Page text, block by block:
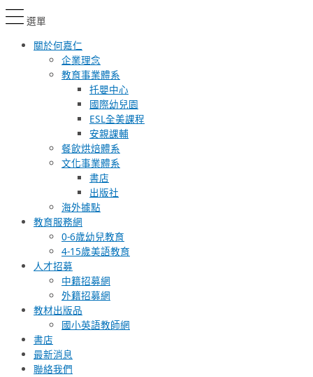
選單
關於何嘉仁
企業理念
教育事業體系
托嬰中心
國際幼兒園
ESL全美課程
安親課輔
餐飲烘焙體系
文化事業體系
書店
出版社
海外據點
教育服務網
0-6歲幼兒教育
4-15歲美語教育
人才招募
中籍招募網
外籍招募網
教材出版品
國小英語教師網
書店
最新消息
聯絡我們